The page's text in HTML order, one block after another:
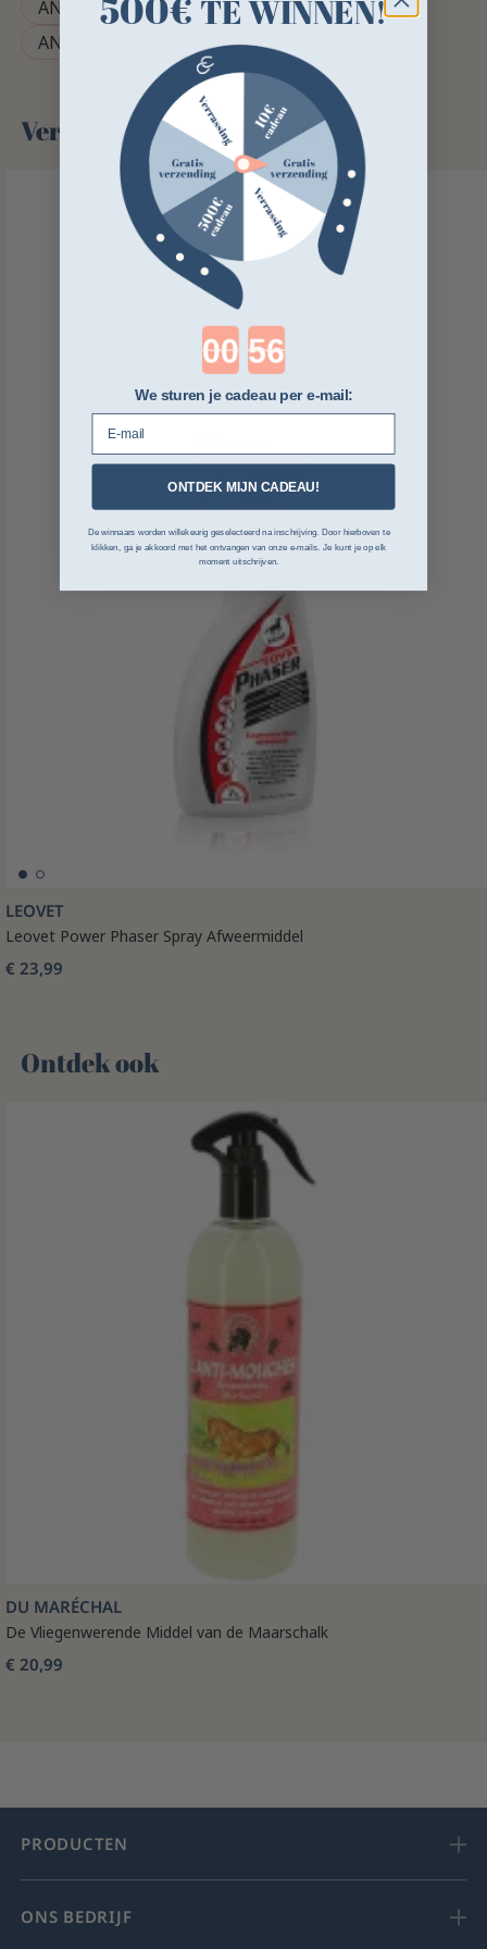
ANTI-VLIEG PAARD
ANTI-VLIEGENSPRAY VOOR PAARDEN
Vergelijkbare producten
LEOVET
Leovet Power Phaser Spray Afweermiddel
€ 23,99
Ontdek ook 🌻
DU MARÉCHAL
De Vliegenwerende Middel van de Maarschalk
€ 20,99
PRODUCTEN
ONS BEDRIJF
TE WINNEN!
Countdown ends in:
We sturen je cadeau per e-mail:
ONTDEK MIJN CADEAU!
De winnaars worden willekeurig geselecteerd na inschrijving. Door hierboven te
klikken, ga je akkoord met het ontvangen van onze e-mails. Je kunt je op elk
moment uitschrijven.